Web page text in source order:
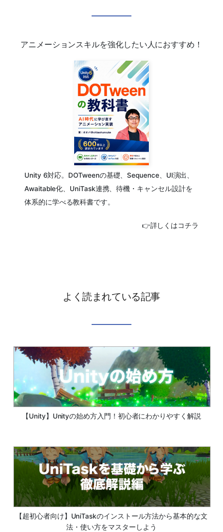
アニメーションスキルを強化したい人におすすめ！
Unity 6対応。DOTweenの基礎、Sequence、UI演出、
Awaitable化、UniTask連携、待機・キャンセル設計を
体系的に学べる教科書です。
👉詳しくはコチラ
よく読まれている記事
【Unity】Unityの始め方入門！初心者にわかりやすく解説
【超初心者向け】UniTaskのインストール方法から基本的な文
法・使い方をマスターしよう